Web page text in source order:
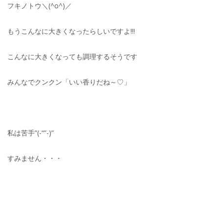
フキノトウ＼(^o^)／
もうこんなに大きくなったらしいですよ!!!
こんなに大きくなっても調理するそうです
みんなでクンクン「いい香りだね～♡」
私は苦手”(-“”-)”
すみません・・・